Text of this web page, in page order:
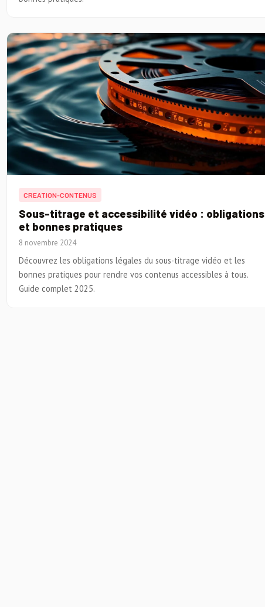
CREATION-CONTENUS
Sous-titrage et accessibilité vidéo : obligations
et bonnes pratiques
8 novembre 2024
Découvrez les obligations légales du sous-titrage vidéo et les
bonnes pratiques pour rendre vos contenus accessibles à tous.
Guide complet 2025.